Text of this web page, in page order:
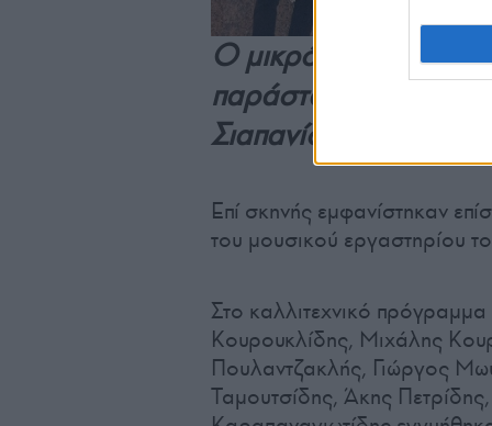
Ο μικρός
παράσταση, άξιος
Σιαπανίδη
Επί σκηνής εμφανίστηκαν
του μουσικού εργαστηρίου
Στο καλλιτεχνικό
Κουρουκλίδης, Μιχάλης
Πουλαντζακλής, Γιώργος
Ταμουτσίδης, Άκης